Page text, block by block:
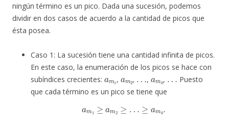
ningún término es un pico. Dada una sucesión, podemos
dividir en dos casos de acuerdo a la cantidad de picos que
ésta posea.
Caso 1: La sucesión tiene una cantidad infinita de picos.
En este caso, la enumeración de los picos se hace con
subíndices crecientes:
am1
,
am2
,
…
,
amk
,
…
Puesto
que cada término es un pico se tiene que
a m1≥a m2≥ ≥a m